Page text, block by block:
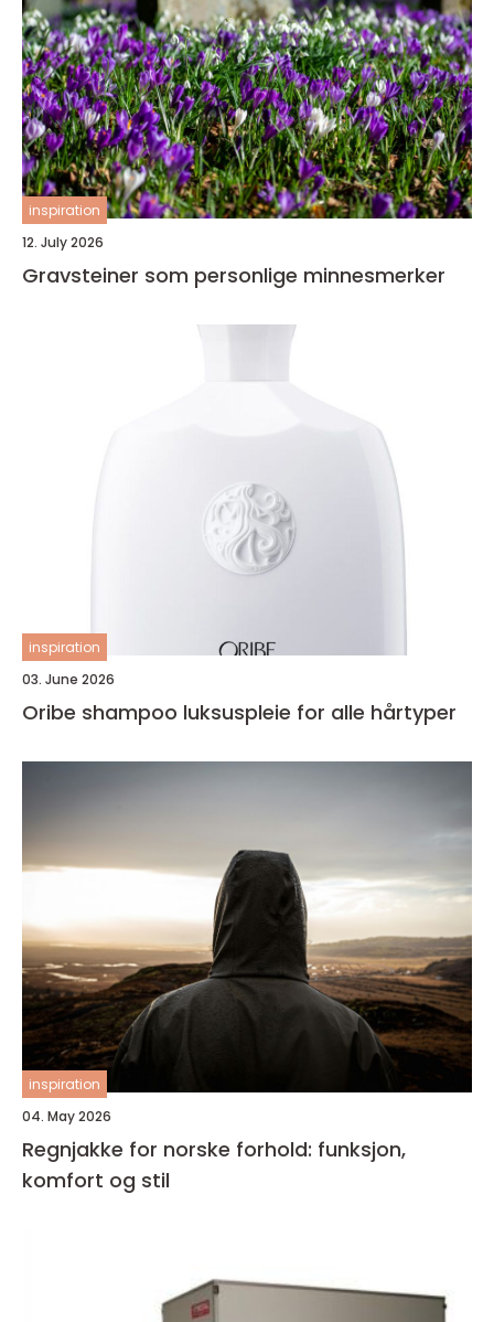
inspiration
12. July 2026
Gravsteiner som personlige minnesmerker
inspiration
03. June 2026
Oribe shampoo luksuspleie for alle hårtyper
inspiration
04. May 2026
Regnjakke for norske forhold: funksjon,
komfort og stil